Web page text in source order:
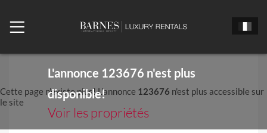
L'annonce 123676 n'est plus
disponible!
Voir les propriétés
Cette page n'existe plus! L'annonce 123676 n'est plus accessible sur
le site